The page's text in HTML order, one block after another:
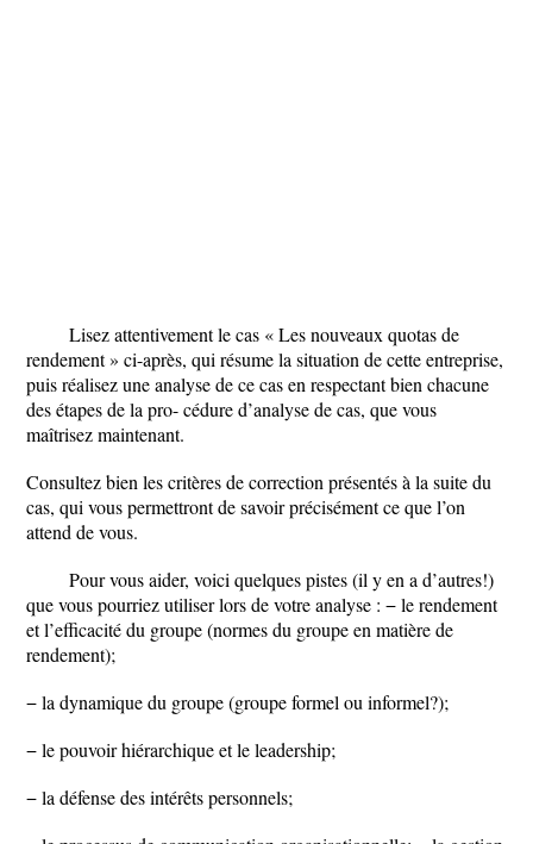
Lisez attentivement le cas « Les nouveaux quotas de
rendement » ci-après, qui résume la situation de cette entreprise,
puis réalisez une analyse de ce cas en respectant bien chacune
des étapes de la pro- cédure d’analyse de cas, que vous
maîtrisez maintenant.
Consultez bien les critères de correction présentés à la suite du
cas, qui vous permettront de savoir précisément ce que l’on
attend de vous.
Pour vous aider, voici quelques pistes (il y en a d’autres!)
que vous pourriez utiliser lors de votre analyse : − le rendement
et l’efficacité du groupe (normes du groupe en matière de
rendement);
− la dynamique du groupe (groupe formel ou informel?);
− le pouvoir hiérarchique et le leadership;
− la défense des intérêts personnels;